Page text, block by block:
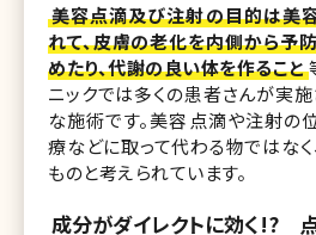
美容点滴及び注射の目的は美
れて、皮膚の老化を内側から予
めたり、代謝の良い体を作ること
ニックでは多くの患者さんが実
な施術です。美容点滴や注射の
療などに取って代わる物ではな
ものと考えられています。
成分がダイレクトに効く!?